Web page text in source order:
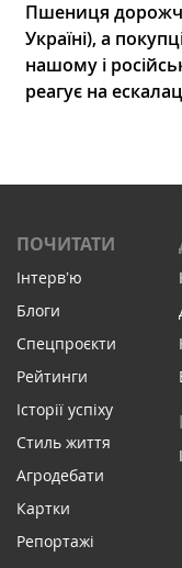
Пшениця
Україні), а
нашому і
реагує на
ПОЧИТАТИ
Інтервʼю
Блоги
Спецпроєкти
Рейтинги
Історії успіху
Стиль життя
Агродебати
Картки
Репортажі